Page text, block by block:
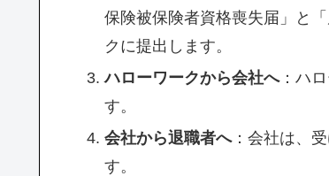
保険被保険者資格喪失届」と
クに提出します。
ハローワークから会社へ：ハ
す。
会社から退職者へ：会社は、
す。